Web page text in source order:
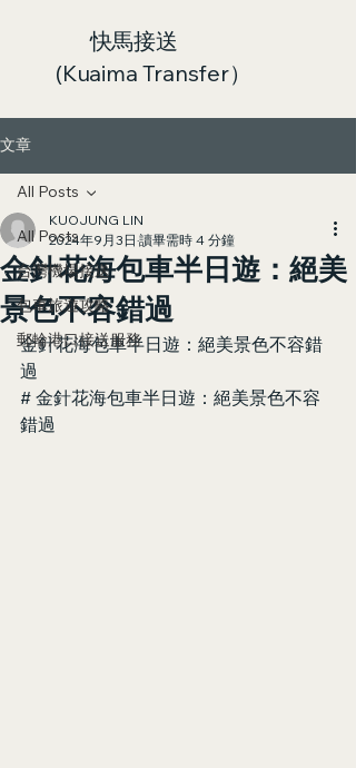
快馬接送
(Kuaima Transfer）
文章
All Posts
台灣機場接送
包車旅遊攻略
郵輪港口接送服務
All Posts
金針花海包車半日遊：絕美
景色不容錯過
KUOJUNG LIN
2024年9月3日 讀畢需時 4 分鐘
金針花海包車半日遊：絕美景色不容錯
過
# 金針花海包車半日遊：絕美景色不容
錯過